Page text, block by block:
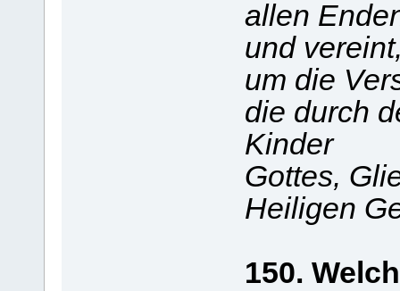
allen
und
um die
die durch
Kinder
Gottes,
Heiligen
150.